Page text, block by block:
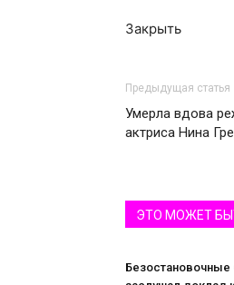
Закрыть
Предыдущая статья
Умерла вдова
актриса Нина
ЭТО МОЖЕТ
Безостановочные